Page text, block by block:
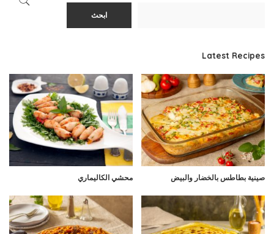
ابحث
Latest Recipes
صينية بطاطس بالخضار والبيض محشي الكاليماري